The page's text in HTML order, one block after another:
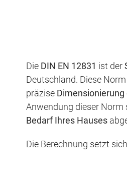
Die DIN EN 12831 ist der
Deutschland. Diese
präzise
Anwendung dieser
Bedarf Ihres Hauses
Die Berechnung setzt